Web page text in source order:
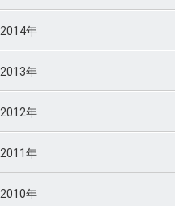
2014年
2013年
2012年
2011年
2010年